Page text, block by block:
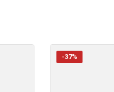
-37%